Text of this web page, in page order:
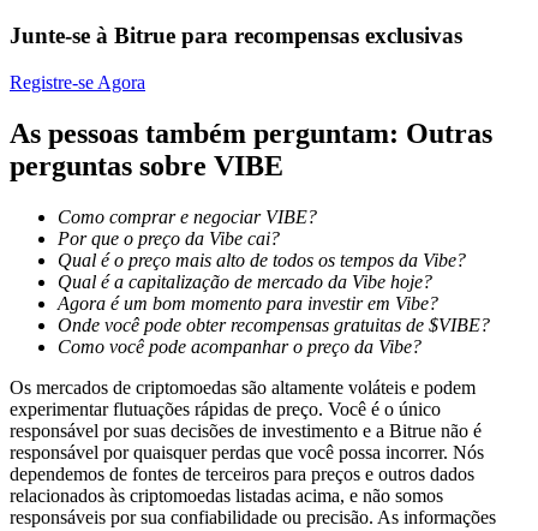
Ganhar
Porquinho poderoso
Ganhe recompensas competitivas diariamente
Junte-se à Bitrue para recompensas exclusivas
Registre-se Agora
As pessoas também perguntam: Outras
perguntas sobre VIBE
Como comprar e negociar VIBE?
Por que o preço da Vibe cai?
Qual é o preço mais alto de todos os tempos da Vibe?
Qual é a capitalização de mercado da Vibe hoje?
Agora é um bom momento para investir em Vibe?
Onde você pode obter recompensas gratuitas de $VIBE?
Como você pode acompanhar o preço da Vibe?
Os mercados de criptomoedas são altamente voláteis e podem
experimentar flutuações rápidas de preço. Você é o único
responsável por suas decisões de investimento e a Bitrue não é
responsável por quaisquer perdas que você possa incorrer. Nós
dependemos de fontes de terceiros para preços e outros dados
relacionados às criptomoedas listadas acima, e não somos
responsáveis por sua confiabilidade ou precisão. As informações